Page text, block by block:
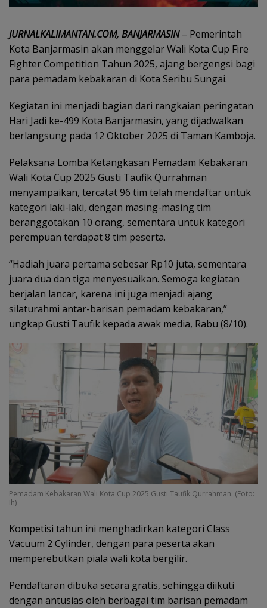
JURNALKALIMANTAN.COM, BANJARMASIN– Pemerintah
Kota Banjarmasin akan menggelar Wali Kota Cup Fire
Fighter Competition Tahun 2025, ajang bergengsi bagi
para pemadam kebakaran di Kota Seribu Sungai.
Kegiatan ini menjadi bagian dari rangkaian peringatan
Hari Jadi ke-499 Kota Banjarmasin, yang dijadwalkan
berlangsung pada 12 Oktober 2025 di Taman Kamboja.
Pelaksana Lomba Ketangkasan Pemadam Kebakaran
Wali Kota Cup 2025 Gusti Taufik Qurrahman
menyampaikan, tercatat 96 tim telah mendaftar untuk
kategori laki-laki, dengan masing-masing tim
beranggotakan 10 orang, sementara untuk kategori
perempuan terdapat 8 tim peserta.
“Hadiah juara pertama sebesar Rp10 juta, sementara
juara dua dan tiga menyesuaikan. Semoga kegiatan
berjalan lancar, karena ini juga menjadi ajang
silaturahmi antar-barisan pemadam kebakaran,”
ungkap Gusti Taufik kepada awak media, Rabu (8/10).
Pemadam Kebakaran Wali Kota Cup 2025 Gusti Taufik Qurrahman. (Foto:
Ih)
Kompetisi tahun ini menghadirkan kategori Class
Vacuum 2 Cylinder, dengan para peserta akan
memperebutkan piala wali kota bergilir.
Pendaftaran dibuka secara gratis, sehingga diikuti
dengan antusias oleh berbagai tim barisan pemadam